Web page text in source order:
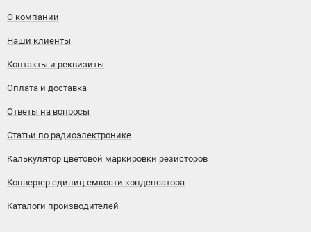
О компании
Наши клиенты
Контакты и реквизиты
Оплата и доставка
Ответы на вопросы
Статьи по радиоэлектронике
Калькулятор цветовой маркировки резисторов
Конвертер единиц емкости конденсатора
Каталоги производителей